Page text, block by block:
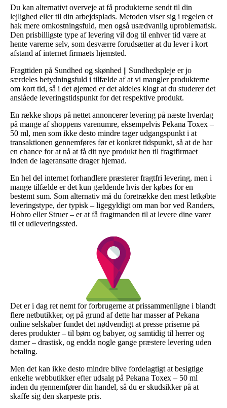
Du kan alternativt overveje at få produkterne sendt til din
lejlighed eller til din arbejdsplads. Metoden viser sig i regelen et
hak mere omkostningsfuld, men også usædvanlig uproblematisk.
Den prisbilligste type af levering vil dog til enhver tid være at
hente varerne selv, som desværre forudsætter at du lever i kort
afstand af internet firmaets hjemsted.
Fragttiden på Sundhed og skønhed || Sundhedspleje er jo
særdeles betydningsfuld i tilfælde af at vi mangler produkterne
om kort tid, så i det øjemed er det aldeles klogt at du studerer det
anslåede leveringstidspunkt for det respektive produkt.
En række shops på nettet annoncerer levering på næste hverdag
på mange af shoppens varenumre, eksempelvis Pekana Toxex –
50 ml, men som ikke desto mindre tager udgangspunkt i at
transaktionen gennemføres før et konkret tidspunkt, så at de har
en chance for at nå at få dit nye produkt hen til fragtfirmaet
inden de lageransatte drager hjemad.
En hel del internet forhandlere præsterer fragtfri levering, men i
mange tilfælde er det kun gældende hvis der købes for en
bestemt sum. Som alternativ må du foretrække den mest letkøbte
leveringstype, der typisk – ligegyldigt om man bor ved Randers,
Hobro eller Struer – er at få fragtmanden til at levere dine varer
til et udleveringssted.
Det er i dag ret nemt for forbrugerne at prissammenligne i blandt
flere netbutikker, og på grund af dette har masser af Pekana
online selskaber fundet det nødvendigt at presse priserne på
deres produkter – til børn og babyer, og samtidig til herrer og
damer – drastisk, og endda nogle gange præstere levering uden
betaling.
Men det kan ikke desto mindre blive fordelagtigt at besigtige
enkelte webbutikker efter udsalg på Pekana Toxex – 50 ml
inden du gennemfører din handel, så du er skudsikker på at
skaffe sig den skarpeste pris.